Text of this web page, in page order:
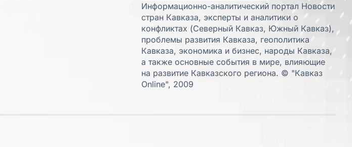
Информационно-аналитический портал Новости
стран Кавказа, эксперты и аналитики о
конфликтах (Северный Кавказ, Южный Кавказ),
проблемы развития Кавказа, геополитика
Кавказа, экономика и бизнес, народы Кавказа,
а также основные события в мире, влияющие
на развитие Кавказского региона. © "Кавказ
Online", 2009